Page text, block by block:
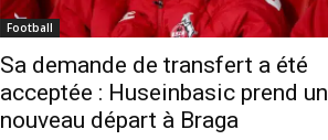
Football
Sa demande de transfert a été
acceptée : Huseinbasic prend un
nouveau départ à Braga